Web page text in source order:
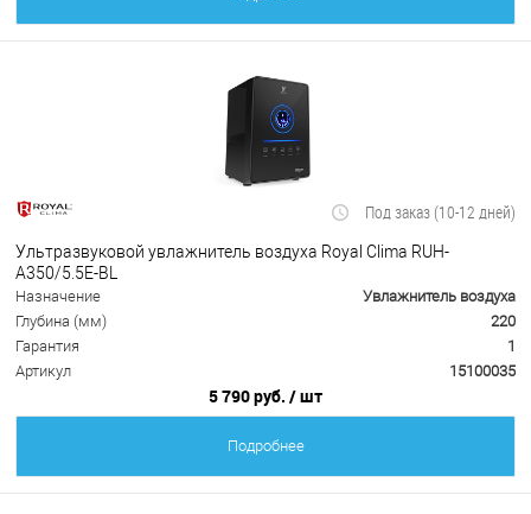
Под заказ (10-12 дней)
Ультразвуковой увлажнитель воздуха Royal Clima RUH-
A350/5.5E-BL
Назначение
Увлажнитель воздуха
Глубина (мм)
220
Гарантия
1
Артикул
15100035
5 790 руб. / шт
Подробнее